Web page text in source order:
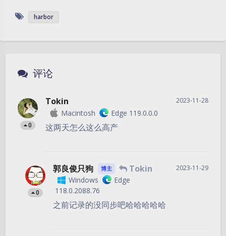
harbor
评论
0
Tokin
Macintosh Edge 119.0.0.0
2023-11-28
这两天怎么这么高产
0
郭良俊只狗 博主 Tokin
Windows
Edge
118.0.2088.76
2023-11-29
之前记录的没同步吧哈哈哈哈哈